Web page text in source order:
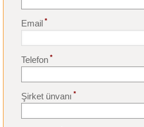
Email *
Telefon *
Şirket ünvanı *